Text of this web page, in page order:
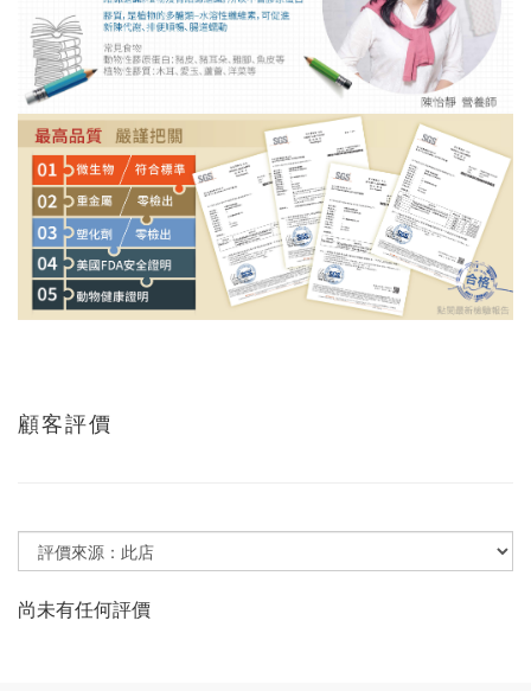
顧客評價
尚未有任何評價